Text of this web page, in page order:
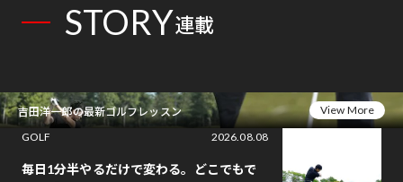
STORY連載
吉田洋一郎の最新ゴルフレッスン
View More
GOLF
2026.08.08
毎日1分半やるだけで変わる。どこでもで